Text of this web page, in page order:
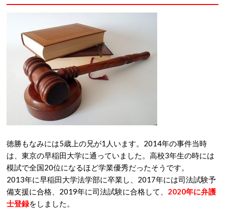
徳勝もなみには5歳上の兄が1人います。2014年の事件当時
は、東京の早稲田大学に通っていました。高校3年生の時には
模試で全国20位になるほど学業優秀だったそうです。
2013年に早稲田大学法学部に卒業し、2017年には司法試験予
備支援に合格、2019年に司法試験に合格して、 2020年に弁護
士登録をしました。